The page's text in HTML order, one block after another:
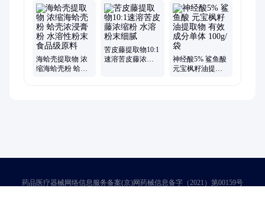
海蛤壳提取物 浓
缩海蛤壳粉 蛤壳
苦皮藤提取物10:1
速溶苦皮藤浓缩
神经酸5% 鲨鱼酸
元宝枫籽油提取
药品医疗器械网络信息服务备案(京)网药械信息备字（2021）第00159号